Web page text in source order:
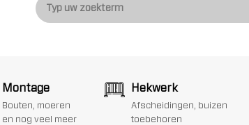
Montage
Bouten, moeren
en nog veel meer
Hekwerk
Afscheidingen, buizen
toebehoren